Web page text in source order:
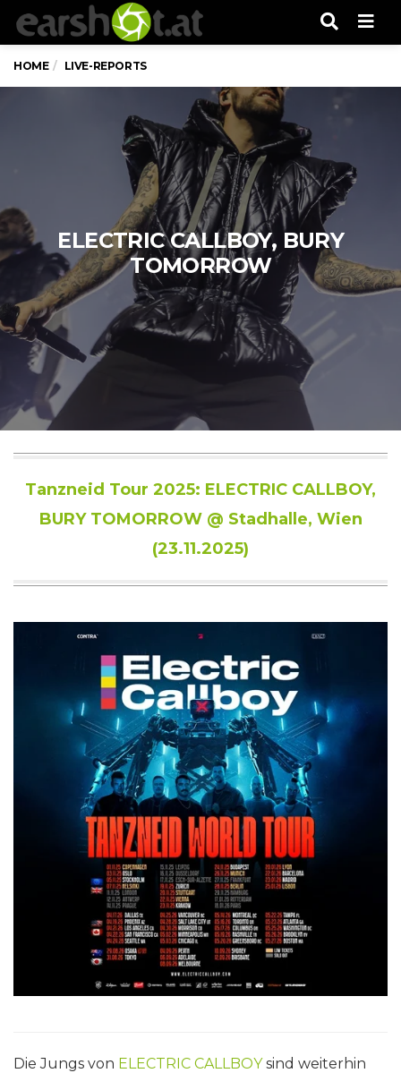
HOME LIVE-REPORTS
ELECTRIC CALLBOY, BURY
TOMORROW
Tanzneid Tour 2025: ELECTRIC CALLBOY,
BURY TOMORROW @ Stadhalle, Wien
(23.11.2025)
Die Jungs von ELECTRIC CALLBOYsind weiterhin